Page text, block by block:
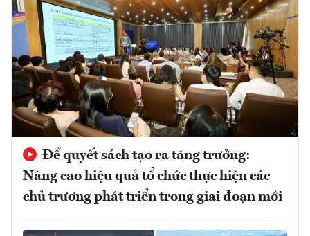
Để quyết sách tạo ra tăng trưởng:
Nâng cao hiệu quả tổ chức thực hiện các
chủ trương phát triển trong giai đoạn mới